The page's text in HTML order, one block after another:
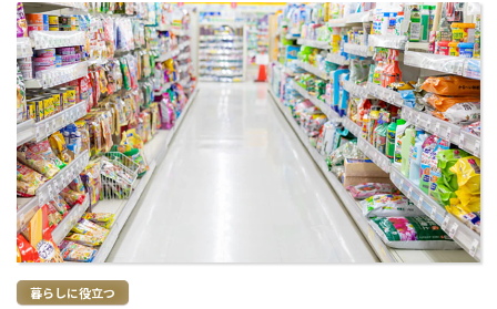
続
き
を
読
む
>
暮らしに役立つ